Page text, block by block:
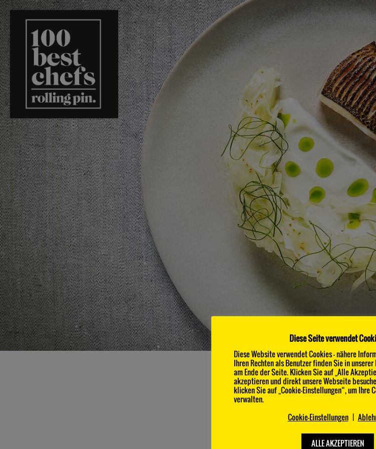
Diese Seite verwendet
Diese Website verwendet Cookies - nähere
Ihren Rechten als Benutzer finden Sie in
am Ende der Seite. Klicken Sie auf „Alle
akzeptieren und direkt unsere Webseite
klicken Sie auf „Cookie-Einstellungen“, um Ihre
verwalten.
Cookie-Einstellungen |
ALLE AKZEPTIEREN